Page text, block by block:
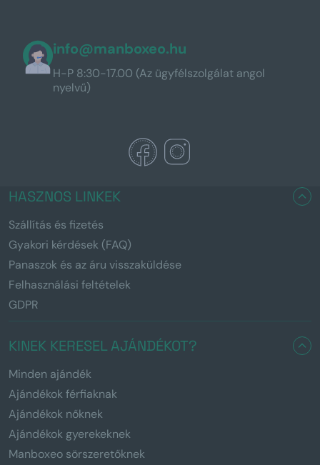
info@manboxeo.hu
H-P 8:30-17.00 (Az ügyfélszolgálat angol
nyelvű)
HASZNOS LINKEK
Szállítás és fizetés
Gyakori kérdések (FAQ)
Panaszok és az áru visszaküldése
Felhasználási feltételek
GDPR
KINEK KERESEL AJÁNDÉKOT?
Minden ajándék
Ajándékok férfiaknak
Ajándékok nőknek
Ajándékok gyerekeknek
Manboxeo sörszeretőknek